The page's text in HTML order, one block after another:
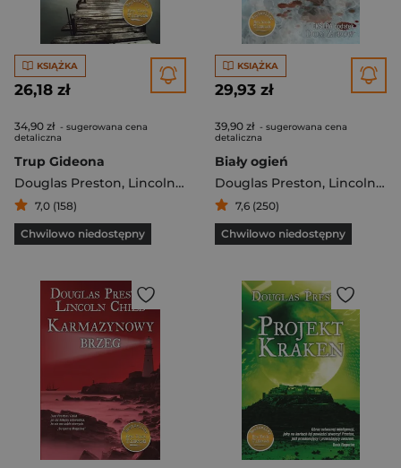
KSIĄŻKA
26,18 zł
34,90 zł - sugerowana cena
detaliczna
Trup Gideona
Douglas Preston, Lincoln Child
7,0 (158)
Chwilowo niedostępny
KSIĄŻKA
29,93 zł
39,90 zł - sugerowana cena
detaliczna
Biały ogień
Douglas Preston, Lincoln Child
7,6 (250)
Chwilowo niedostępny